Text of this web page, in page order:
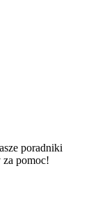
poradniki
pomoc!